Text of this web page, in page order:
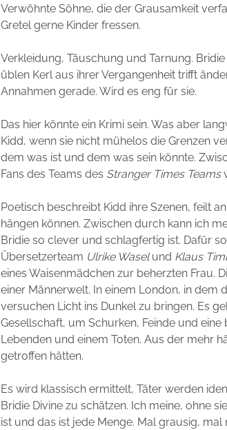
Verwöhnte Söhne, die der Grausamkeit
Gretel gerne Kinder fressen.
Verkleidung, Täuschung und Tarnung.
üblen Kerl aus ihrer Vergangenheit trifft
Annahmen gerade. Wird es eng für sie.
Das hier könnte ein Krimi sein. Was aber
Kidd, wenn sie nicht mühelos die Grenzen
dem was ist und dem was sein könnte.
Fans des Teams des Stranger Times Teams
Poetisch beschreibt Kidd ihre Szenen, feilt
hängen können. Zwischen durch kann ich
Bridie so clever und schlagfertig ist. Dafür
Übersetzerteam Ulrike Waselund Klaus
eines Waisenmädchen zur beherzten Frau.
einer Männerwelt. In einem London, in dem
versuchen Licht ins Dunkel zu bringen. Es
Gesellschaft, um Schurken, Feinde und
Lebenden und einem Toten. Aus der mehr
getroffen hätten.
Es wird klassisch ermittelt, Täter werden
Bridie Divine zu schätzen. Ich meine, ohne
ist und das ist jede Menge. Mal grausig,